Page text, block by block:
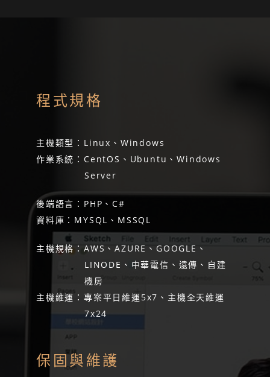
程式規格
主機類型：Linux、Windows
作業系統：CentOS、Ubuntu、Windows
Server
後端語言：PHP、C#
資料庫：MYSQL、MSSQL
主機規格：AWS、AZURE、GOOGLE、
LINODE、中華電信、遠傳、自建
機房
主機維運：專案平日維運5x7、主機全天維運
7x24
保固與維護